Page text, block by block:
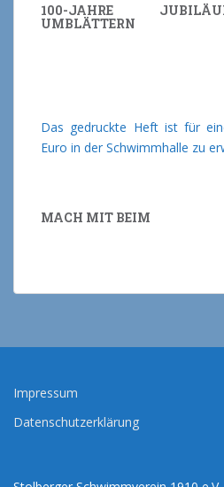
100-JAHRE
UMBLÄTTERN
Das gedruckte Heft ist für
Euro in der Schwimmhalle zu
MACH MIT BEIM
Impressum
Datenschutzerklärung